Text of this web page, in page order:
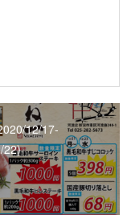
12/17‐
22)